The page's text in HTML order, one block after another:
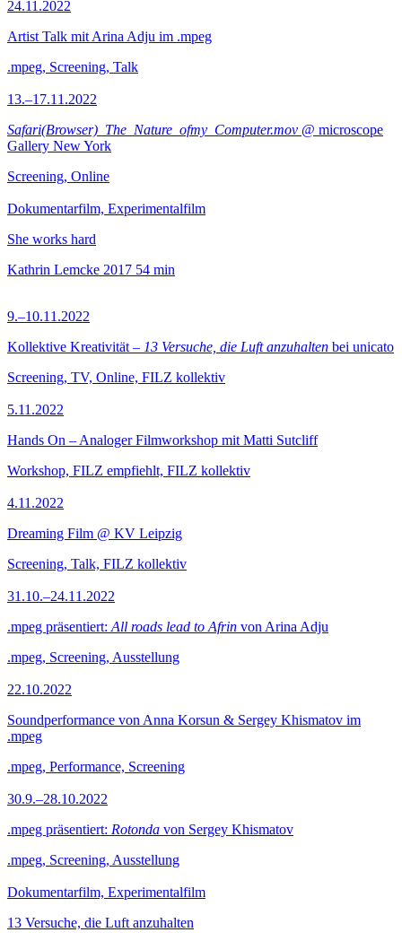
24.11.2022
Artist Talk mit Arina Adju im .mpeg
.mpeg, Screening, Talk
13.–17.11.2022
Safari(Browser)_The_Nature_ofmy_Computer.mov @ microscope
Gallery New York
Screening, Online
Dokumentarfilm, Experimentalfilm
She works hard
Kathrin Lemcke 2017 54 min
9.–10.11.2022
Kollektive Kreativität – 13 Versuche, die Luft anzuhalten bei unicato
Screening, TV, Online, FILZ kollektiv
5.11.2022
Hands On – Analoger Filmworkshop mit Matti Sutcliff
Workshop, FILZ empfiehlt, FILZ kollektiv
4.11.2022
Dreaming Film @ KV Leipzig
Screening, Talk, FILZ kollektiv
31.10.–24.11.2022
.mpeg präsentiert: All roads lead to Afrin von Arina Adju
.mpeg, Screening, Ausstellung
22.10.2022
Soundperformance von Anna Korsun & Sergey Khismatov im
.mpeg
.mpeg, Performance, Screening
30.9.–28.10.2022
.mpeg präsentiert: Rotonda von Sergey Khismatov
.mpeg, Screening, Ausstellung
Dokumentarfilm, Experimentalfilm
13 Versuche, die Luft anzuhalten